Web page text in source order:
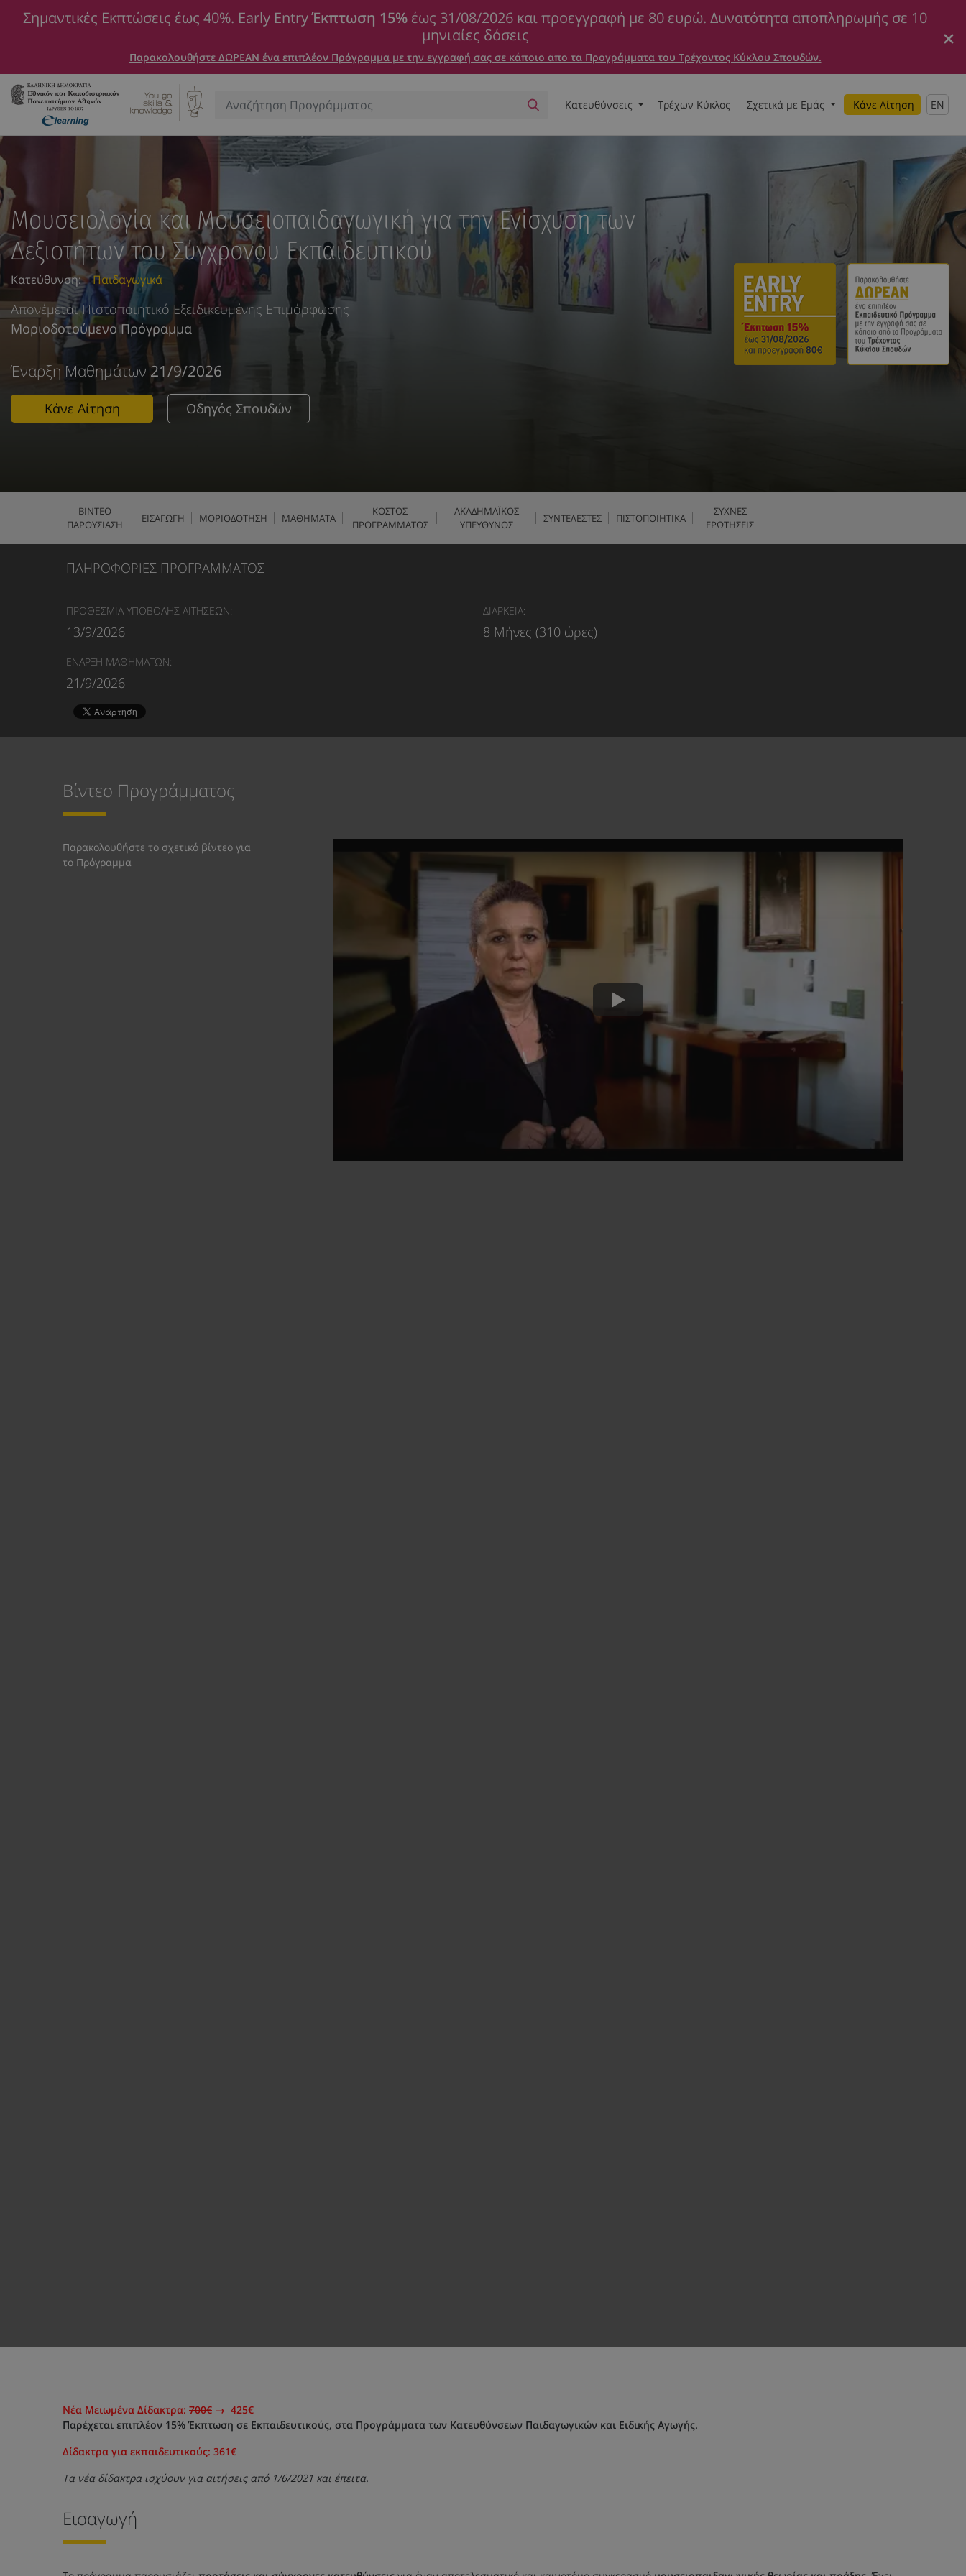
Σημαντικές Εκπτώσεις έως 40%. Early EntryΈκπτωση 15% έως 31/08/2026 και προεγγραφή με 80 ευρώ. Δυνατότητα αποπληρωμής σε 10
μηνιαίες δόσεις
Παρακολουθήστε ΔΩΡΕΑΝ ένα επιπλέον Πρόγραμμα με την εγγραφή σας σε κάποιο απο τα Προγράμματα του Τρέχοντος Κύκλου Σπουδών.
Αναζήτηση:
Κατευθύνσεις Τρέχων Κύκλος Σχετικά με Εμάς Κάνε Αίτηση EN
Μουσειολογία και Μουσειοπαιδαγωγική για την Ενίσχυση των
Δεξιοτήτων του Σύγχρονου Εκπαιδευτικού
Κατεύθυνση: Παιδαγωγικά
Απονέμεται Πιστοποιητικό Εξειδικευμένης Επιμόρφωσης
Μοριοδοτούμενο Πρόγραμμα
Έναρξη Μαθημάτων21/9/2026
Κάνε Αίτηση Οδηγός Σπουδών
ΒΙΝΤΕΟ
ΠΑΡΟΥΣΙΑΣΗ
ΕΙΣΑΓΩΓΗ ΜΟΡΙΟΔΟΤΗΣΗ ΜΑΘΗΜΑΤΑ
ΚΟΣΤΟΣ
ΠΡΟΓΡΑΜΜΑΤΟΣ
ΑΚΑΔΗΜΑΪΚΟΣ
ΥΠΕΥΘΥΝΟΣ
ΣΥΝΤΕΛΕΣΤΕΣ ΠΙΣΤΟΠΟΙΗΤΙΚΑ
ΣΥΧΝΕΣ
ΕΡΩΤΗΣΕΙΣ
ΠΛΗΡΟΦΟΡΙΕΣ ΠΡΟΓΡΑΜΜΑΤΟΣ
ΠΡΟΘΕΣΜΙΑ ΥΠΟΒΟΛΗΣ ΑΙΤΗΣΕΩΝ:
13/9/2026
ΕΝΑΡΞΗ ΜΑΘΗΜΑΤΩΝ:
21/9/2026
ΔΙΑΡΚΕΙΑ:
8 Μήνες (310 ώρες)
Βίντεο Προγράμματος
Παρακολουθήστε το σχετικό βίντεο για
το Πρόγραμμα
Νέα Μειωμένα Δίδακτρα: 700€ → 425€
Παρέχεται επιπλέον 15% Έκπτωση σε Εκπαιδευτικούς, στα Προγράμματα των Κατευθύνσεων Παιδαγωγικών και Ειδικής Αγωγής.
Δίδακτρα για εκπαιδευτικούς: 361€
Τα νέα δίδακτρα ισχύουν για αιτήσεις από 1/6/2021 και έπειτα.
Εισαγωγή